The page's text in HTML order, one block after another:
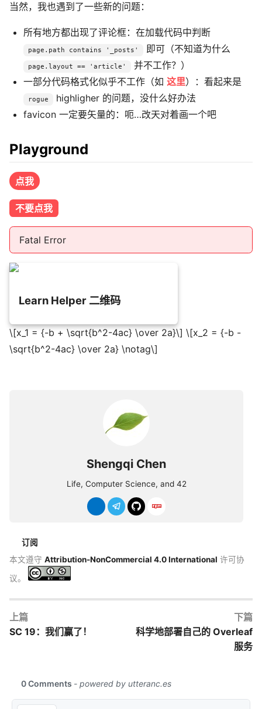
当然，我也遇到了一些新的问题：
所有地方都出现了评论框：在加载代码中判断
page.path contains '_posts' 即可（不知道为什么
page.layout == 'article'
并不工作？）
一部分代码格式化似乎不工作（如 这里）：看起来是
rogue
highligher 的问题，没什么好办法
favicon 一定要矢量的：呃…改天对着画一个吧
Playground
点我
不要点我
Fatal Error
Learn Helper 二维码
\[x_1 = {-b + \sqrt{b^2-4ac} \over 2a}\] \[x_2 = {-b -
\sqrt{b^2-4ac} \over 2a} \notag\]
Shengqi Chen
Life, Computer Science, and 42
订阅
本文遵守 Attribution-NonCommercial 4.0 International 许可协
议。
上篇
SC 19：我们赢了！
下篇
科学地部署自己的 Overleaf
服务